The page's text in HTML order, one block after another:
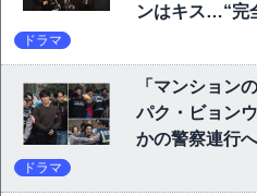
ンはキス…“完
ドラマ
「マンション
パク・ビョン
かの警察連行へ
ドラマ